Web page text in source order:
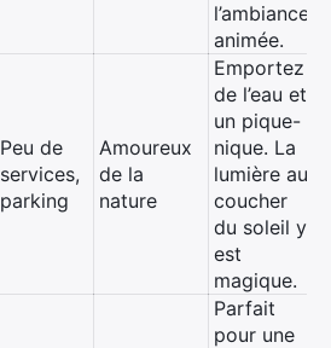
l’ambiance
animée.
Peu de
services,
parking
Amoureux
de la
nature
Emportez
de l’eau et
un pique-
nique. La
lumière au
coucher
du soleil y
est
magique.
Parfait
pour une